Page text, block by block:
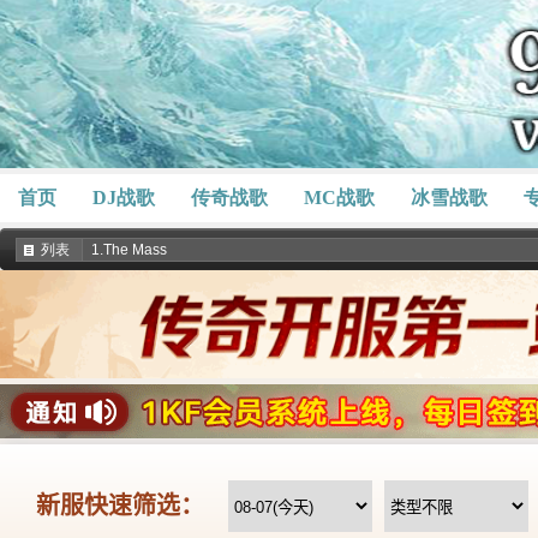
首页 DJ战歌 传奇战歌 MC战歌 冰雪战歌